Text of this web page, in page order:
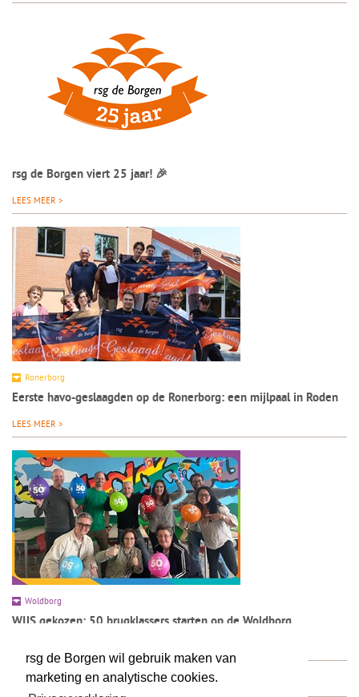
rsg de Borgen wil gebruik maken van
marketing en analytische cookies.
rsg de Borgen viert 25 jaar! 🎉
LEES MEER >
Ronerborg
Eerste havo-geslaagden op de Ronerborg: een mijlpaal in Roden
LEES MEER >
Woldborg
WIJS gekozen: 50 brugklassers starten op de Woldborg